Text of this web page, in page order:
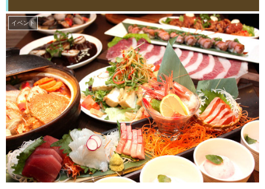
イベント